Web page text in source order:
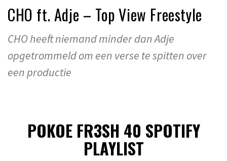
CHO ft. Adje – Top View Freestyle
CHO heeft niemand minder dan Adje
opgetrommeld om een verse te spitten over
een productie
POKOE FR3SH 40 SPOTIFY
PLAYLIST